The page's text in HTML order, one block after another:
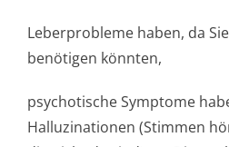
Leberprobleme haben, da
benötigen könnten,
psychotische Symptome
Halluzinationen (Stimmen